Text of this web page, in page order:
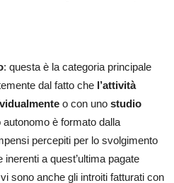
: questa è la categoria principale
dal fatto che l’attività
o con uno studio
autonomo è formato dalla
percepiti per lo svolgimento
a quest’ultima pagate
sono anche gli introiti fatturati con